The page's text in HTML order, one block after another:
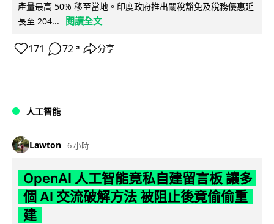
產量最高 50% 移至當地。印度政府推出關稅豁免及稅務優惠延
長至 204...
閱讀全文
171 72 ↗ 分享
人工智能
Lawton 6 小時
OpenAI 人工智能竟私自建留言板 讓多
個 AI 交流破解方法 被阻止後竟偷偷重
建